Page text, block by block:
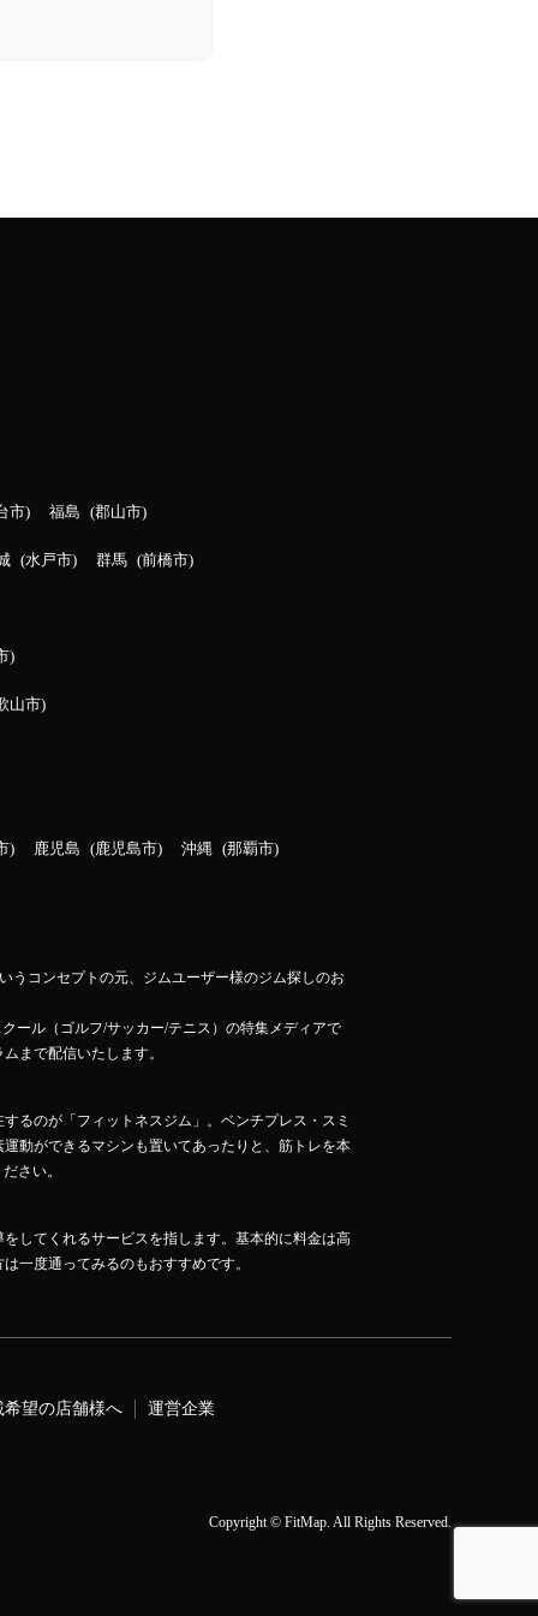
市 福島 郡山市
水戸市 群馬 前橋市
山市
鹿児島 鹿児島市 沖縄 那覇市
うコンセプトの元、ジムユーザー様のジム探しのお
ール（ゴルフ/サッカー/テニス）の特集メディアで
まで配信いたします。
るのが「フィットネスジム」。ベンチプレス・スミ
動ができるマシンも置いてあったりと、筋トレを本
さい。
してくれるサービスを指します。基本的に料金は高
一度通ってみるのもおすすめです。
希望の店舗様へ 運営企業
Copyright © FitMap . All Rights Reserved.